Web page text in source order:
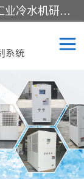
宿迁慈乌温控科技有限公司是一家集工业冷水机研发、制造、营销、服务于一体的技术生产型企业，经营范围包括：冷水机、螺杆式冷水机组、工业冷水机、水冷式冷水机、风冷式冷水机组、风冷螺杆式冷冻机组、冷冻机、注塑专用冷水机、混泥土专用冷水机、低温防爆冷水机组等。专业温控设备供应商 模温机/冷水机/导热油炉定制服务等
系统